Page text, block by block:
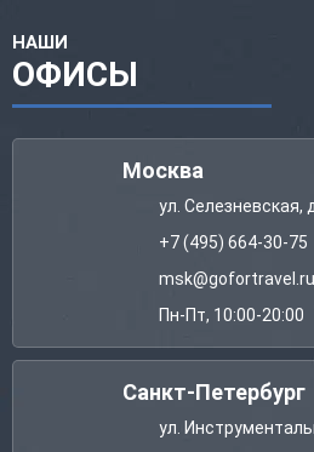
НАШИ
ОФИСЫ
Москва
ул. Селезневская,
+7 (495) 664-30-75
msk@gofortravel.ru
Пн-Пт, 10:00-20:00
Санкт-Петербург
ул.